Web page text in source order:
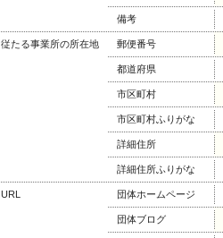
備考
従たる事業所の所在地 郵便番号
都道府県
市区町村
市区町村ふりがな
詳細住所
詳細住所ふりがな
URL 団体ホームページ
団体ブログ